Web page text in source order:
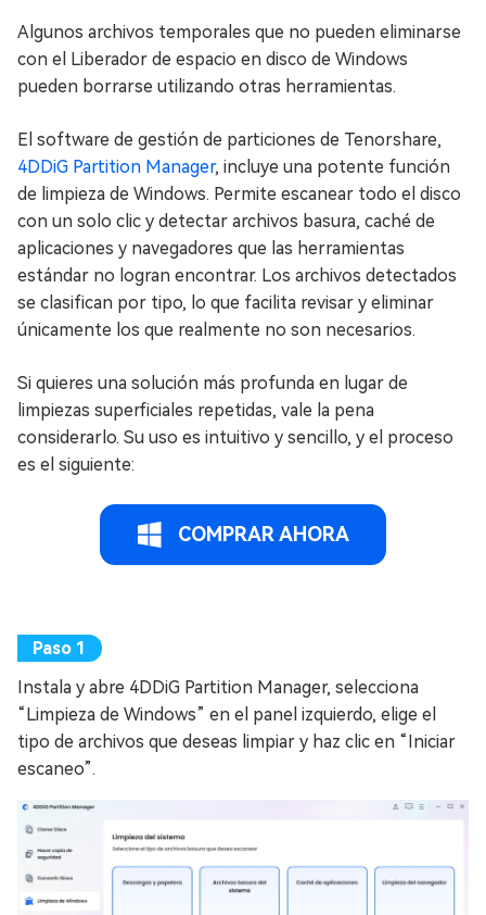
Algunos archivos temporales que no pueden eliminarse
con el Liberador de espacio en disco de Windows
pueden borrarse utilizando otras herramientas.
El software de gestión de particiones de Tenorshare,
4DDiG Partition Manager, incluye una potente función
de limpieza de Windows. Permite escanear todo el disco
con un solo clic y detectar archivos basura, caché de
aplicaciones y navegadores que las herramientas
estándar no logran encontrar. Los archivos detectados
se clasifican por tipo, lo que facilita revisar y eliminar
únicamente los que realmente no son necesarios.
Si quieres una solución más profunda en lugar de
limpiezas superficiales repetidas, vale la pena
considerarlo. Su uso es intuitivo y sencillo, y el proceso
es el siguiente:
COMPRAR AHORA
Instala y abre 4DDiG Partition Manager, selecciona
“Limpieza de Windows” en el panel izquierdo, elige el
tipo de archivos que deseas limpiar y haz clic en “Iniciar
escaneo”.